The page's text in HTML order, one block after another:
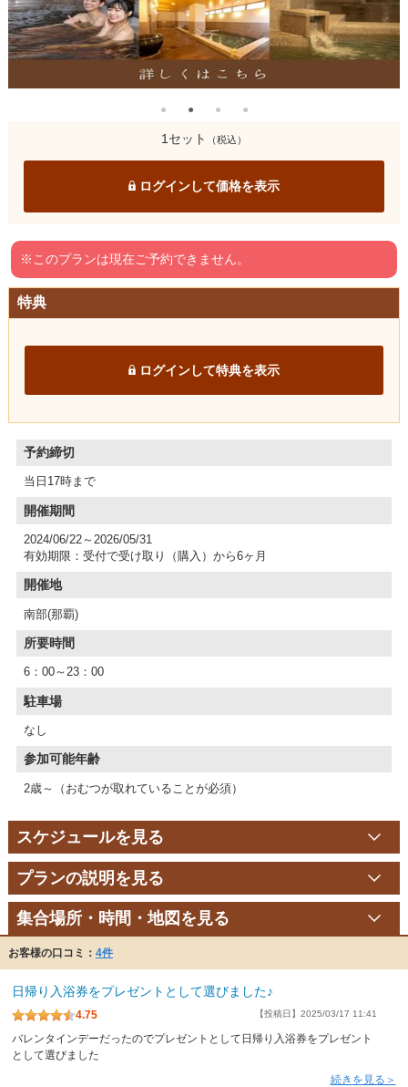
1セット （税込）
ログインして価格を表示
※このプランは現在ご予約できません。
特典
ログインして特典を表示
予約締切
当日17時まで
開催期間
2024/06/22～2026/05/31
有効期限：受付で受け取り（購入）から6ヶ月
開催地
南部(那覇)
所要時間
6：00～23：00
駐車場
なし
参加可能年齢
2歳～（おむつが取れていることが必須）
スケジュールを見る
プランの説明を見る
集合場所・時間・地図を見る
お客様の口コミ： 4件
日帰り入浴券をプレゼントとして選びました♪
4.75 【投稿日】2025/03/17 11:41
バレンタインデーだったのでプレゼントとして日帰り入浴券をプレゼント
として選びました
続きを見る＞